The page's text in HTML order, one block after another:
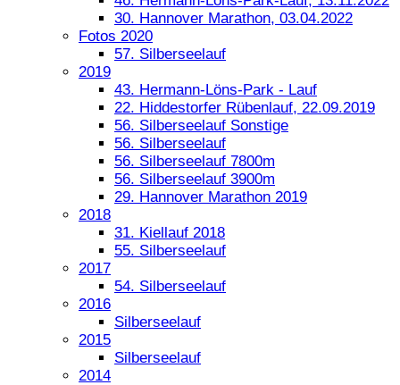
30. Hannover Marathon, 03.04.2022
Fotos 2020
57. Silberseelauf
2019
43. Hermann-Löns-Park - Lauf
22. Hiddestorfer Rübenlauf, 22.09.2019
56. Silberseelauf Sonstige
56. Silberseelauf
56. Silberseelauf 7800m
56. Silberseelauf 3900m
29. Hannover Marathon 2019
2018
31. Kiellauf 2018
55. Silberseelauf
2017
54. Silberseelauf
2016
Silberseelauf
2015
Silberseelauf
2014